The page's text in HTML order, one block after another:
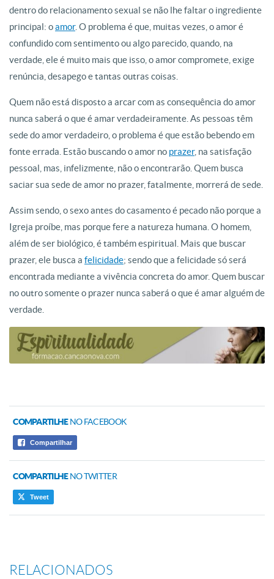
dentro do relacionamento sexual se não lhe faltar o ingrediente
principal: oamor. O problema é que, muitas vezes, o amor é
confundido com sentimento ou algo parecido, quando, na
verdade, ele é muito mais que isso, o amor compromete, exige
renúncia, desapego e tantas outras coisas.
Quem não está disposto a arcar com as consequência do amor
nunca saberá o que é amar verdadeiramente. As pessoas têm
sede do amor verdadeiro, o problema é que estão bebendo em
fonte errada. Estão buscando o amor no prazer, na satisfação
pessoal, mas, infelizmente, não o encontrarão. Quem busca
saciar sua sede de amor no prazer, fatalmente, morrerá de sede.
Assim sendo, o sexo antes do casamento é pecado não porque a
Igreja proíbe, mas porque fere a natureza humana. O homem,
além de ser biológico, é também espiritual. Mais que buscar
prazer, ele busca a felicidade; sendo que a felicidade só será
encontrada mediante a vivência concreta do amor. Quem buscar
no outro somente o prazer nunca saberá o que é amar alguém de
verdade.
COMPARTILHENO FACEBOOK
Compartilhar
COMPARTILHENO TWITTER
Tweet
RELACIONADOS